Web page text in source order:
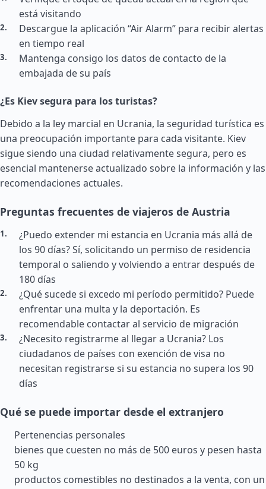
está visitando
Descargue la aplicación “Air Alarm” para recibir alertas
en tiempo real
Mantenga consigo los datos de contacto de la
embajada de su país
¿Es Kiev segura para los turistas?
Debido a la ley marcial en Ucrania, la seguridad turística es
una preocupación importante para cada visitante. Kiev
sigue siendo una ciudad relativamente segura, pero es
esencial mantenerse actualizado sobre la información y las
recomendaciones actuales.
Preguntas frecuentes de viajeros de Austria
¿Puedo extender mi estancia en Ucrania más allá de
los 90 días? Sí, solicitando un permiso de residencia
temporal o saliendo y volviendo a entrar después de
180 días
¿Qué sucede si excedo mi período permitido? Puede
enfrentar una multa y la deportación. Es
recomendable contactar al servicio de migración
¿Necesito registrarme al llegar a Ucrania? Los
ciudadanos de países con exención de visa no
necesitan registrarse si su estancia no supera los 90
días
Qué se puede importar desde el extranjero
Pertenencias personales
bienes que cuesten no más de 500 euros y pesen hasta
50 kg
productos comestibles no destinados a la venta, con un